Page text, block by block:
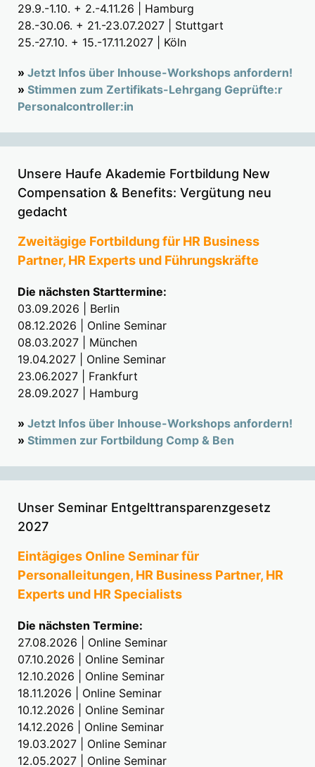
29.9.-1.10. + 2.-4.11.26 | Hamburg
28.-30.06. + 21.-23.07.2027 | Stuttgart
25.-27.10. + 15.-17.11.2027 | Köln
» Jetzt Infos über Inhouse-Workshops anfordern!
» Stimmen zum Zertifikats-Lehrgang Geprüfte:r
Personalcontroller:in
Unsere Haufe Akademie Fortbildung New
Compensation & Benefits: Vergütung neu
gedacht
Zweitägige Fortbildung für HR Business
Partner, HR Experts und Führungskräfte
Die nächsten Starttermine:
03.09.2026 | Berlin
08.12.2026 | Online Seminar
08.03.2027 | München
19.04.2027 | Online Seminar
23.06.2027 | Frankfurt
28.09.2027 | Hamburg
» Jetzt Infos über Inhouse-Workshops anfordern!
» Stimmen zur Fortbildung Comp & Ben
Unser Seminar Entgelttransparenzgesetz
2027
Eintägiges Online Seminar für
Personalleitungen, HR Business Partner, HR
Experts und HR Specialists
Die nächsten Termine:
27.08.2026 | Online Seminar
07.10.2026 | Online Seminar
12.10.2026 | Online Seminar
18.11.2026 | Online Seminar
10.12.2026 | Online Seminar
14.12.2026 | Online Seminar
19.03.2027 | Online Seminar
12.05.2027 | Online Seminar